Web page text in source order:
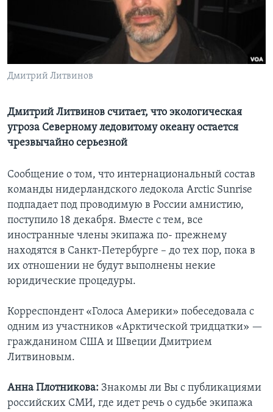
Языки
Дмитрий Литвинов
Дмитрий Литвинов считает, что экологическая
угроза Северному ледовитому океану остается
чрезвычайно серьезной
Сообщение о том, что интернациональный состав
команды нидерландского ледокола Arctic Sunrise
подпадает под проводимую в России амнистию,
поступило 18 декабря. Вместе с тем, все
иностранные члены экипажа по- прежнему
находятся в Санкт-Петербурге – до тех пор, пока в
их отношении не будут выполнены некие
юридические процедуры.
Корреспондент «Голоса Америки» побеседовала с
одним из участников «Арктической тридцатки» —
гражданином США и Швеции Дмитрием
Литвиновым.
Анна Плотникова: Знакомы ли Вы с публикациями
российских СМИ, где идет речь о судьбе экипажа